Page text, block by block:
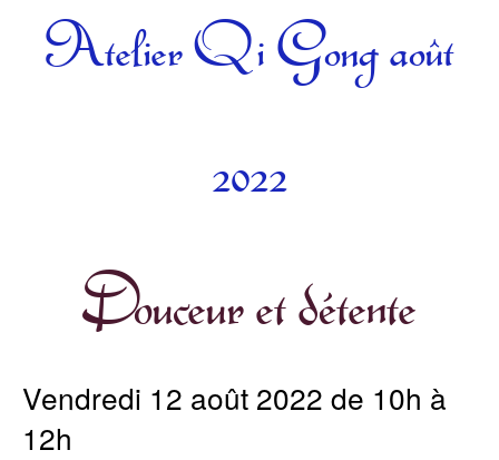
Atelier Qi Gong août
2022
Douceur et détente
Vendredi 12 août 2022 de 10h à
12h